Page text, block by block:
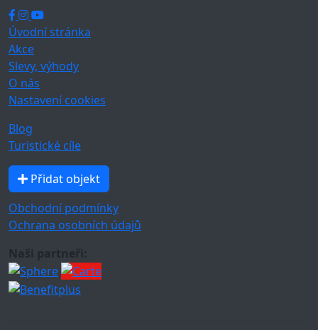
Úvodní stránka
Akce
Slevy, výhody
O nás
Nastavení cookies
Blog
Turistické cíle
Přidat objekt
Obchodní podmínky
Ochrana osobních údajů
Naši partneři: